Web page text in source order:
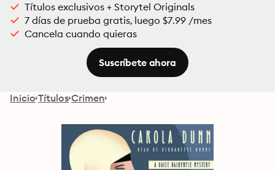
Títulos exclusivos + Storytel Originals
7 días de prueba gratis, luego $7.99 /mes
Cancela cuando quieras
Suscríbete ahora
Inicio Títulos Crimen